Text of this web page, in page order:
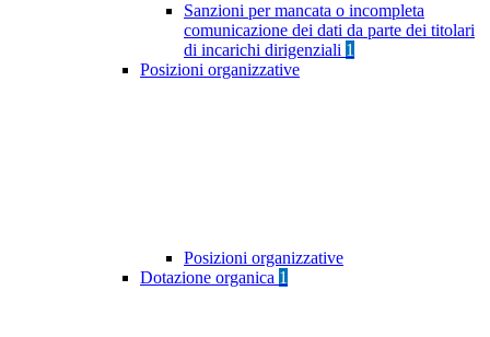
Sanzioni per mancata o incompleta
comunicazione dei dati da parte dei titolari
di incarichi dirigenziali 1
Posizioni organizzative
Posizioni organizzative
Dotazione organica 1